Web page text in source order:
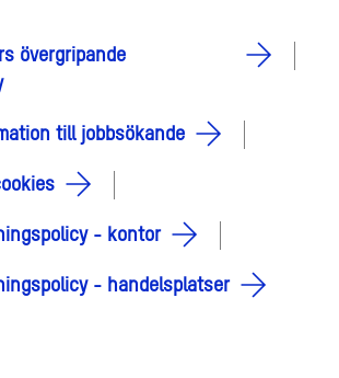
övergripande
till jobbsökande
- kontor
- handelsplatser